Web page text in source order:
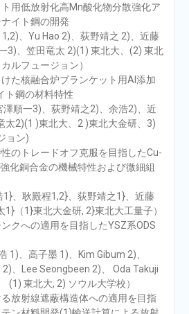
⽤低放射化⾼Mn酸化物分散強化ア
イト鋼の開発
、Yu Hao 2)、荻野靖之 2)、近藤
3)、笠⽥⻯太 2)(1) 東北⼤、(2) 東北
ルフュージョン）
た核融合炉ブランケット⽤Al添加
ト鋼の材料特性
澤順⼀3)、荻野靖之2)、余浩2)、近
太2)(1 )東北⼤、2 )東北⼤⾦研、3)
ョン)
のトレードオフ克服を⽬指したCu-
化銅合⾦の機械特性および微細組
1}、耿殿程1,2}、荻野靖之1}、近藤
（1}東北⼤⾦研, 2}東北⼤⼯量⼦）
クへの適⽤を⽬指したYSZ系ODS
1)、⾼⼦墨 1)、Kim Gibum 2)、
、Lee Seongbeen 2)、 Oda Takuji
東北⼤, 2) ソウル⼤学校）
放射線遮蔽構造体への適⽤を⽬指